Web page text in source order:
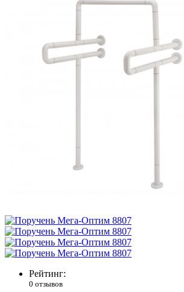
Рейтинг:
0 отзывов